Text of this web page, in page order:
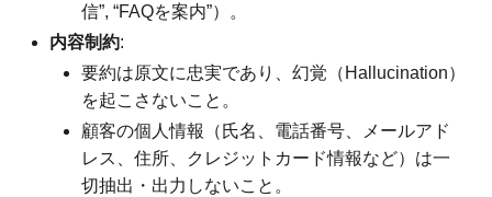
信”, “FAQを案内”）。
内容制約:
要約は原文に忠実であり、幻覚（Hallucination）
を起こさないこと。
顧客の個人情報（氏名、電話番号、メールアド
レス、住所、クレジットカード情報など）は一
切抽出・出力しないこと。